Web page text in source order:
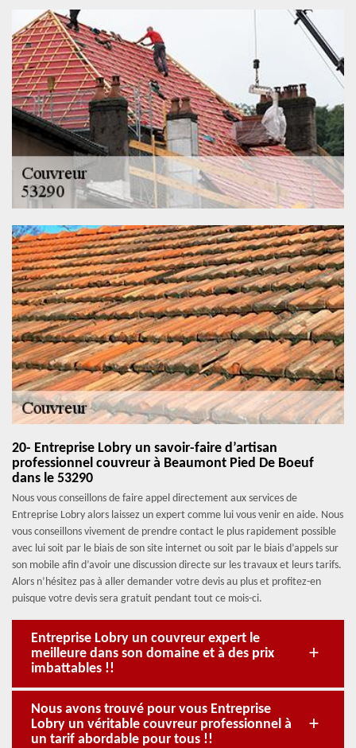
20- Entreprise Lobry un savoir-faire d’artisan
professionnel couvreur à Beaumont Pied De Boeuf
dans le 53290
Nous vous conseillons de faire appel directement aux services de
Entreprise Lobry alors laissez un expert comme lui vous venir en aide. Nous
vous conseillons vivement de prendre contact le plus rapidement possible
avec lui soit par le biais de son site internet ou soit par le biais d’appels sur
son mobile afin d’avoir une discussion directe sur les travaux et leurs tarifs.
Alors n’hésitez pas à aller demander votre devis au plus et profitez-en
puisque votre devis sera gratuit pendant tout ce mois-ci.
Entreprise Lobry un couvreur expert le
meilleure dans son domaine et à des prix
imbattables !!
Nous avons trouvé pour vous Entreprise
Lobry un véritable couvreur professionnel à
un tarif abordable pour tous !!